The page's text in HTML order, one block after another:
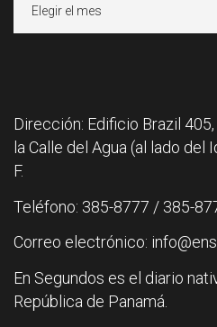
Dirección: Edificio Brazil
la Calle del Agua (al lado del
F.
Teléfono: 385-8777 / 385-
Correo electrónico:
En Segundos es el diario
República de Panamá.